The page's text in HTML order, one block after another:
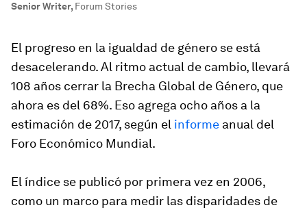
Senior Writer, Forum Stories
El progreso en la igualdad de género se está
desacelerando. Al ritmo actual de cambio, llevará
108 años cerrar la Brecha Global de Género, que
ahora es del 68%. Eso agrega ocho años a la
estimación de 2017, según el informe anual del
Foro Económico Mundial.
El índice se publicó por primera vez en 2006,
como un marco para medir las disparidades de